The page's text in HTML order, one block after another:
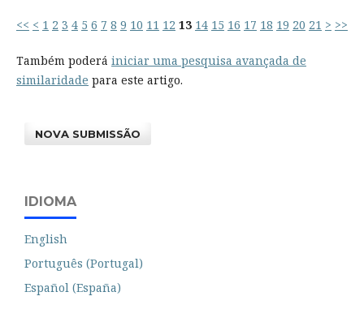
<< < 1 2 3 4 5 6 7 8 9 10 11 12 13 14 15 16 17 18 19 20 21 > >>
Também poderá iniciar uma pesquisa avançada de
similaridade para este artigo.
NOVA SUBMISSÃO
IDIOMA
English
Português (Portugal)
Español (España)